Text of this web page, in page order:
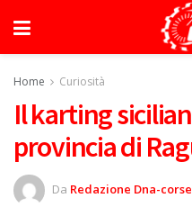
Home Curiosità
Il karting
provincia di
Da Redazione Dna-